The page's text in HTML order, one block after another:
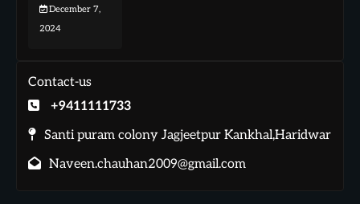
December 7,
2024
Contact-us
+9411111733
Santi puram colony Jagjeetpur Kankhal,Haridwar
Naveen.chauhan2009@gmail.com